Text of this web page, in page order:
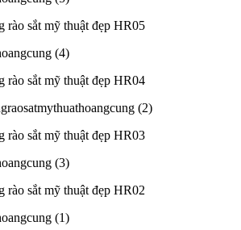
rào sắt mỹ thuật đẹp HR05
rào sắt mỹ thuật đẹp HR04
rào sắt mỹ thuật đẹp HR03
rào sắt mỹ thuật đẹp HR02